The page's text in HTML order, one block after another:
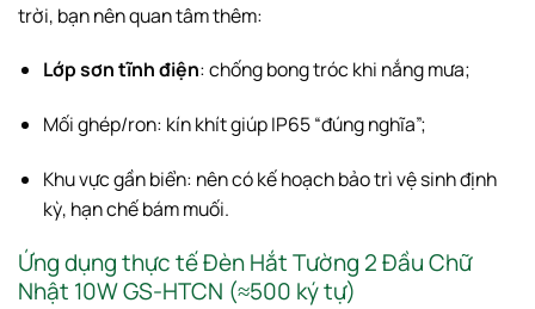
trời, bạn nên quan tâm thêm:
Lớp sơn tĩnh điện: chống bong tróc khi nắng mưa;
Mối ghép/ron: kín khít giúp IP65 “đúng nghĩa”;
Khu vực gần biển: nên có kế hoạch bảo trì vệ sinh định
kỳ, hạn chế bám muối.
Ứng dụng thực tế Đèn Hắt Tường 2 Đầu Chữ
Nhật 10W GS-HTCN (≈500 ký tự)